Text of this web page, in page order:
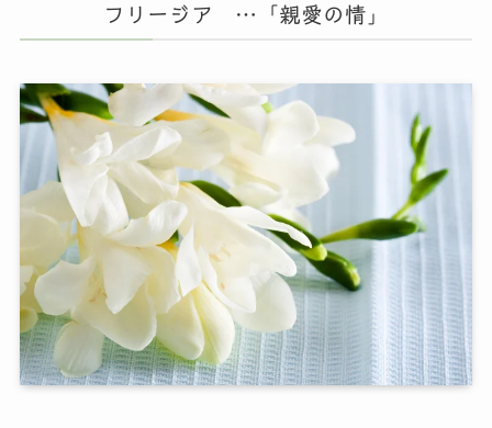
フリージア …「親愛の情」